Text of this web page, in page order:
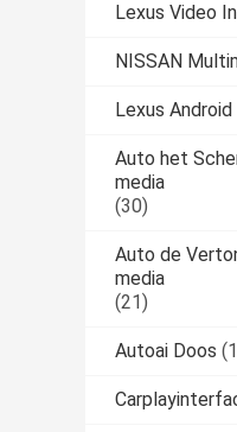
Lexus Video
NISSAN
Lexus
Auto het
media
(30)
Auto de
media
(21)
Autoai Doos